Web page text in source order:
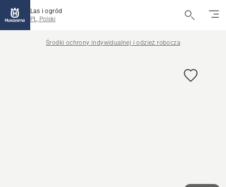
Las i ogród
PL, Polski
Środki ochrony indywidualnej i odzież robocza